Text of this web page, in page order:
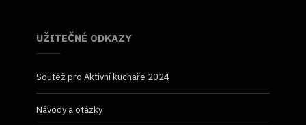
UŽITEČNÉ ODKAZY
Soutěž pro Aktivní kuchaře 2024
Návody a otázky